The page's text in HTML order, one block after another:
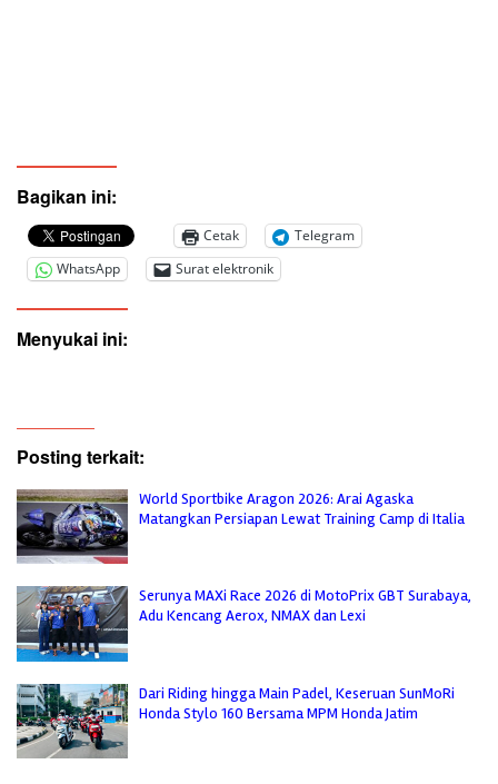
Bagikan ini:
Cetak
Telegram
WhatsApp
Surat elektronik
Menyukai ini:
Posting terkait:
World Sportbike Aragon 2026: Arai Agaska
Matangkan Persiapan Lewat Training Camp di Italia
Serunya MAXi Race 2026 di MotoPrix GBT Surabaya,
Adu Kencang Aerox, NMAX dan Lexi
Dari Riding hingga Main Padel, Keseruan SunMoRi
Honda Stylo 160 Bersama MPM Honda Jatim